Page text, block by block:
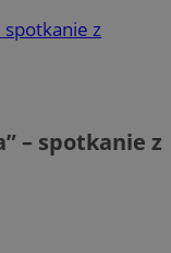
spotkanie z
– spotkanie z